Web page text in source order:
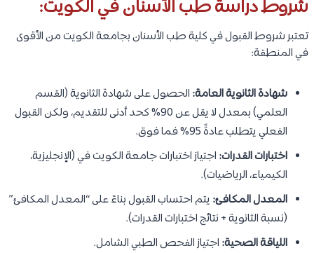
شروط دراسة طب الأسنان في الكويت:
تعتبر شروط القبول في كلية طب الأسنان بجامعة الكويت من الأقوى
في المنطقة:
شهادة الثانوية العامة: الحصول على شهادة الثانوية (القسم
العلمي) بمعدل لا يقل عن 90% كحد أدنى للتقديم، ولكن القبول
الفعلي يتطلب عادةً 95% فما فوق.
اختبارات القدرات: اجتياز اختبارات جامعة الكويت في (الإنجليزية،
الكيمياء، الرياضيات).
المعدل المكافئ: يتم احتساب القبول بناءً على “المعدل المكافئ”
(نسبة الثانوية + نتائج اختبارات القدرات).
اللياقة الصحية: اجتياز الفحص الطبي الشامل.